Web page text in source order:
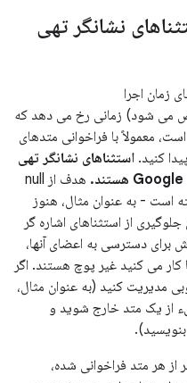
نشانگر تهی
زمان اجرا
شود) زمانی رخ می دهد که
معمولاً با فراخوانی متدهای
کنید. استثناهای نشانگر تهی
هدف از null
- به عنوان مثال، هنوز
از استثناهای اشاره گر
برای دسترسی به اعضای آنها،
می کنید غیر پوچ هستند. اگر
مدیریت کنید (به عنوان مثال،
از یک متد خارج شوید و
از هر متد فراخوانی شده،